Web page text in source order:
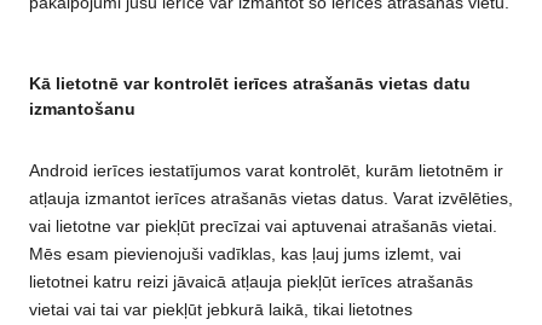
Kā lietotnē var kontrolēt ierīces atrašanās vietas datu
izmantošanu
Android ierīces iestatījumos varat kontrolēt, kurām lietotnēm ir
atļauja izmantot ierīces atrašanās vietas datus. Varat izvēlēties,
vai lietotne var piekļūt precīzai vai aptuvenai atrašanās vietai.
Mēs esam pievienojuši vadīklas, kas ļauj jums izlemt, vai
lietotnei katru reizi jāvaicā atļauja piekļūt ierīces atrašanās
vietai vai tai var piekļūt jebkurā laikā, tikai lietotnes